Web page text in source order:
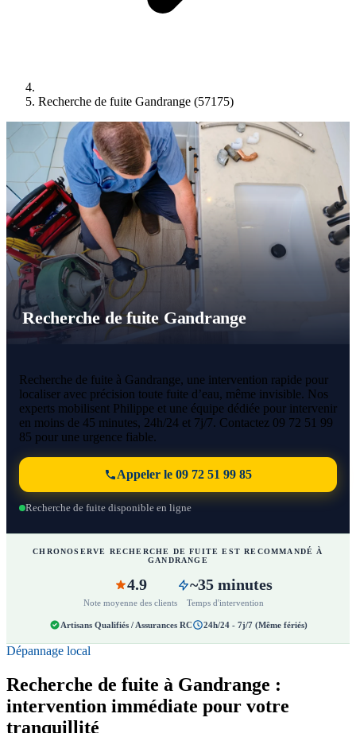
Recherche de fuite Gandrange (57175)
Recherche de fuite Gandrange
Recherche de fuite à Gandrange, une intervention rapide pour
localiser avec précision toute fuite d’eau, même invisible. Nos
experts mobilisent Philippe et une équipe dédiée pour intervenir
en moins de 45 minutes, 24h/24 et 7j/7. Contactez 09 72 51 99
85 pour une urgence fiable.
Appeler le 09 72 51 99 85
Recherche de fuite disponible en ligne
CHRONOSERVE RECHERCHE DE FUITE EST RECOMMANDÉ À
GANDRANGE
4.9
Note moyenne des clients
~35 minutes
Temps d'intervention
Artisans Qualifiés / Assurances RC 24h/24 - 7j/7 (Même fériés)
Dépannage local
Recherche de fuite à Gandrange :
intervention immédiate pour votre
tranquillité